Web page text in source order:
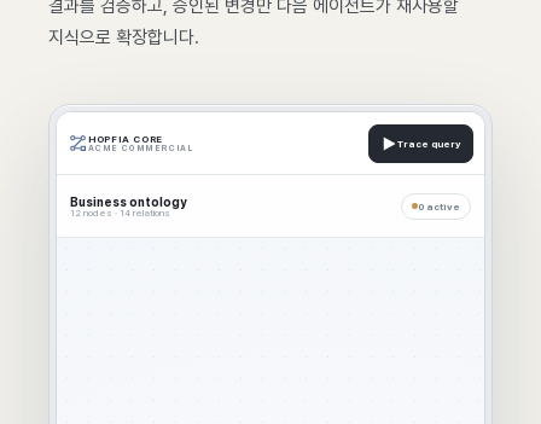
결과를 검증하고, 승인된 변경만 다음 에이전트가 재사용할
지식으로 확장합니다.
HOPFIA CORE
ACME COMMERCIAL Trace query
Business ontology
12 nodes · 14 relations 0 active